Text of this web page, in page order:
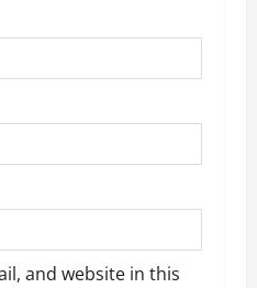
and website in this